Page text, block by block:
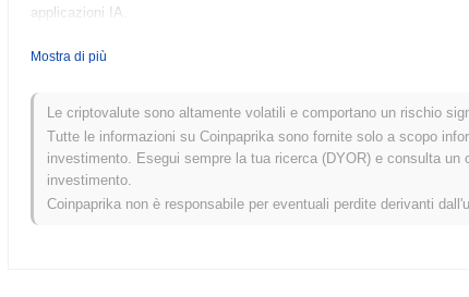
applicazioni IA.
Quando e come è iniziato Flourishing AI?
tecnologico del progetto. Il progetto ha lanciato il suo testnet a
sperimentare le sue funzionalità. Dopo test e feedback positivi, il
sua transizione a una piattaforma completamente operativa. Lo
robusto per le applicazioni di intelligenza artificiale, enfatizzando la
e coinvolgimento della comunità. Questi passi fondamentali hanno
Mostra di più
Le criptovalute sono altamente volatili e comportano un rischio
Tutte le informazioni su Coinpaprika sono fornite solo a scopo
investimento. Esegui sempre la tua ricerca (DYOR) e consulta
investimento.
Coinpaprika non è responsabile per eventuali perdite derivanti